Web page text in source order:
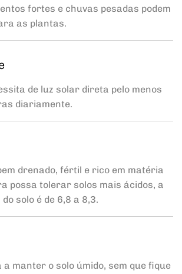
fortes e chuvas pesadas podem
as plantas.
de luz solar direta pelo menos
diariamente.
drenado, fértil e rico em matéria
possa tolerar solos mais ácidos, a
solo é de 6,8 a 8,3.
manter o solo úmido, sem que fique